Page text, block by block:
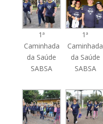
1ª
Caminhada
da Saúde
SABSA
1ª
Caminhada
da Saúde
SABSA